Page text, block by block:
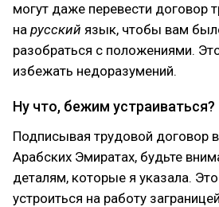
могут даже перевести договор
на русский язык, чтобы вам
разобраться с положениями.
избежать недоразумений.
Ну что, бежим устраиваться?
Подписывая трудовой договор
Арабских Эмиратах, будьте
деталям, которые я указала.
устроиться на работу